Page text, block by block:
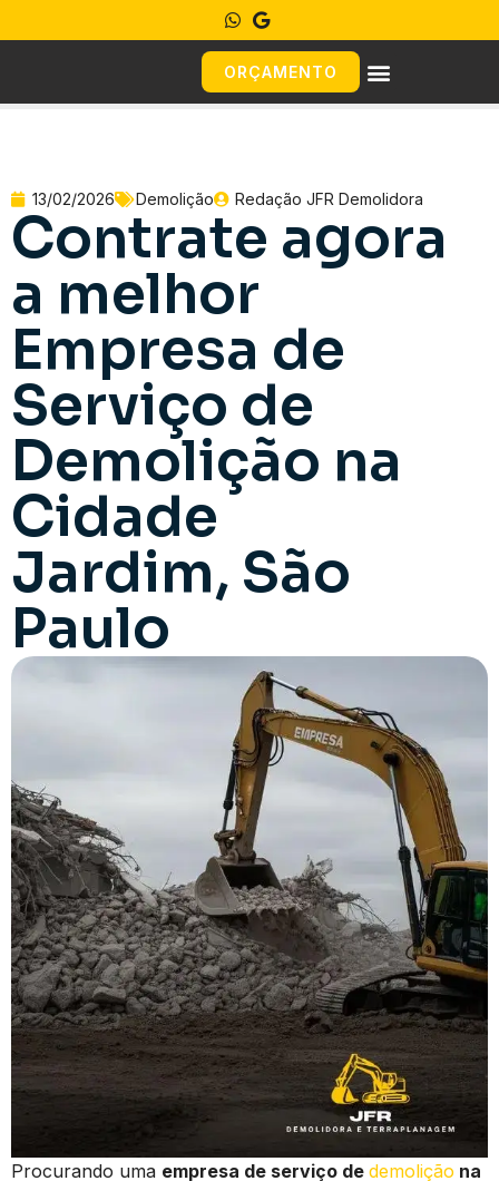
ORÇAMENTO
13/02/2026 Demolição Redação JFR Demolidora
Contrate agora
a melhor
Empresa de
Serviço de
Demolição na
Cidade
Jardim, São
Paulo
Procurando uma empresa de serviço de demolição na